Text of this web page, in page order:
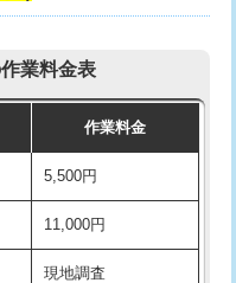
16,500円
現場見積
。
11,000円+材料費
13,200円
16,500円
16,500円
16,500円
業料金表
作業料金
5,500円
11,000円
現地調査